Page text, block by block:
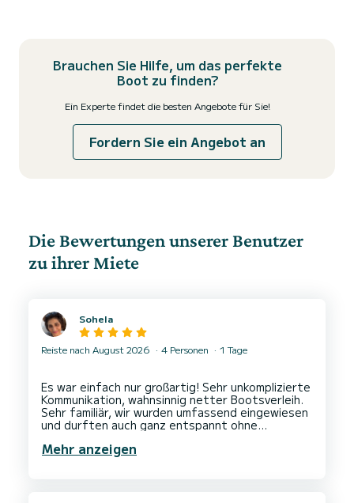
Brauchen Sie Hilfe, um das perfekte
Boot zu finden?
Ein Experte findet die besten Angebote für Sie!
Fordern Sie ein Angebot an
Die Bewertungen unserer Benutzer
zu ihrer Miete
Sohela
Reiste nach August 2026 4 Personen 1 Tage
Es war einfach nur großartig! Sehr unkomplizierte
Kommunikation, wahnsinnig netter Bootsverleih.
Sehr familiär, wir wurden umfassend eingewiesen
und durften auch ganz entspannt ohne
Mehr anzeigen